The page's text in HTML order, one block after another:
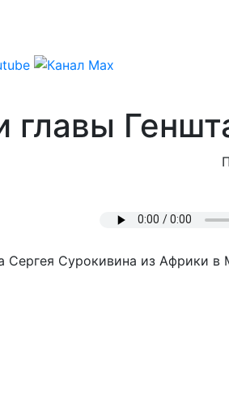
главы
Сергея Сурокивина из Африки в